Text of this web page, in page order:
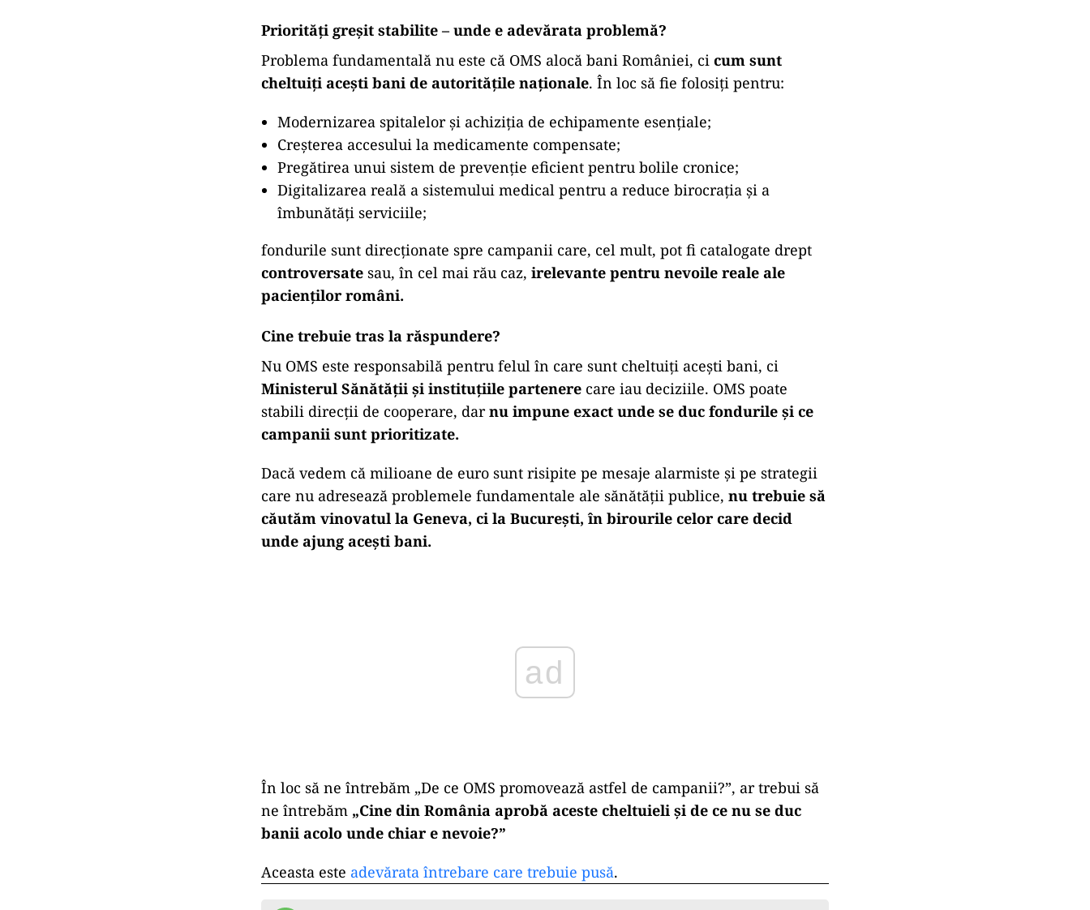
Priorități greșit stabilite – unde e adevărata problemă?
Problema fundamentală nu este că OMS alocă bani României, ci cum sunt
cheltuiți acești bani de autoritățile naționale. În loc să fie folosiți pentru:
Modernizarea spitalelor și achiziția de echipamente esențiale;
Creșterea accesului la medicamente compensate;
Pregătirea unui sistem de prevenție eficient pentru bolile cronice;
Digitalizarea reală a sistemului medical pentru a reduce birocrația și a
îmbunătăți serviciile;
fondurile sunt direcționate spre campanii care, cel mult, pot fi catalogate drept
controversate sau, în cel mai rău caz, irelevante pentru nevoile reale ale
pacienților români.
Cine trebuie tras la răspundere?
Nu OMS este responsabilă pentru felul în care sunt cheltuiți acești bani, ci
Ministerul Sănătății și instituțiile partenere care iau deciziile. OMS poate
stabili direcții de cooperare, darnu impune exact unde se duc fondurile și ce
campanii sunt prioritizate.
Dacă vedem că milioane de euro sunt risipite pe mesaje alarmiste și pe strategii
care nu adresează problemele fundamentale ale sănătății publice, nu trebuie să
căutăm vinovatul la Geneva, ci la București, în birourile celor care decid
unde ajung acești bani.
ad
În loc să ne întrebăm „De ce OMS promovează astfel de campanii?”, ar trebui să
ne întrebăm „Cine din România aprobă aceste cheltuieli și de ce nu se duc
banii acolo unde chiar e nevoie?”
Aceasta este adevărata întrebare care trebuie pusă.